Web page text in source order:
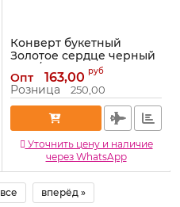
Конверт букетный
Золотое сердце черный
10шт/уп 9669237
Артикул: 9669237
Опт 163,00 руб
Розница 250,00
Уточнить цену и наличие
через WhatsApp
все вперёд »